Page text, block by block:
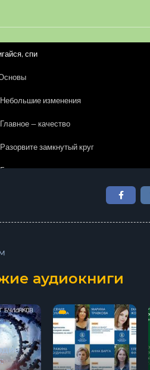
спи
Небольшие изменения
— качество
замкнутый круг
здоровы
Решения
Работа
Разрушаем мифы
аудиокниги